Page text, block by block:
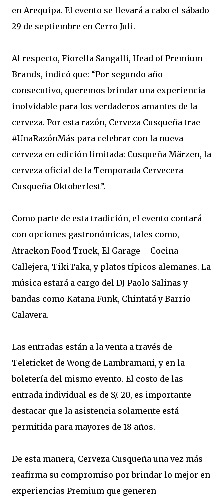
en Arequipa. El evento se llevará a cabo el sábado
29 de septiembre en Cerro Juli.
Al respecto, Fiorella Sangalli, Head of Premium
Brands, indicó que: “Por segundo año
consecutivo, queremos brindar una experiencia
inolvidable para los verdaderos amantes de la
cerveza. Por esta razón, Cerveza Cusqueña trae
#UnaRazónMás para celebrar con la nueva
cerveza en edición limitada: Cusqueña Märzen, la
cerveza oficial de la Temporada Cervecera
Cusqueña Oktoberfest”.
Como parte de esta tradición, el evento contará
con opciones gastronómicas, tales como,
Atrackon Food Truck, El Garage – Cocina
Callejera, TikiTaka, y platos típicos alemanes. La
música estará a cargo del DJ Paolo Salinas y
bandas como Katana Funk, Chintatá y Barrio
Calavera.
Las entradas están a la venta a través de
Teleticket de Wong de Lambramani, y en la
boletería del mismo evento. El costo de las
entrada individual es de S/. 20, es importante
destacar que la asistencia solamente está
permitida para mayores de 18 años.
De esta manera, Cerveza Cusqueña una vez más
reafirma su compromiso por brindar lo mejor en
experiencias Premium que generen